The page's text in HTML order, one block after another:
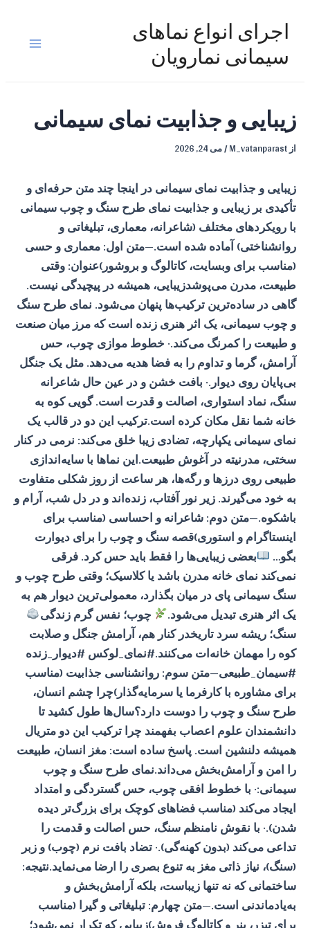
اجرای انواع نماهای
سیمانی نمارویان
Main
زیبایی و جذابیت نمای سیمانی
از M_vatanparast
/می 24, 2026
زیبایی و جذابیت نمای سیمانیدر اینجا چند متن حرفه‌ای و
تأکیدی بر زیبایی و جذابیت نمای طرح سنگ و چوب سیمانی
با رویکردهای مختلف (شاعرانه، معماری، تبلیغاتی و
روانشناختی) آماده شده است.—متن اول: معماری و حسی
(مناسب برای وبسایت، کاتالوگ و بروشور)عنوان: وقتی
طبیعت، مدرن می‌پوشدزیبایی، همیشه در پیچیدگی نیست.
گاهی در ساده‌ترین ترکیب‌ها پنهان می‌شود. نمای طرح سنگ
و چوب سیمانی، یک اثر هنری زنده است که مرز میان صنعت
و طبیعت را کمرنگ می‌کند.· خطوط موازی چوب، حس
آرامش، گرما و تداوم را به فضا هدیه می‌دهد. مثل یک جنگل
بی‌پایان روی دیوار.· بافت خشن و در عین حال شاعرانه
سنگ، نماد استواری، اصالت و قدرت است. گویی کوه به
خانه شما نقل مکان کرده است.ترکیب این دو در قالب یک
نمای سیمانی یکپارچه، تضادی زیبا خلق می‌کند: نرمی در کنار
سختی، مدرنیته در آغوش طبیعت.این نماها با سایه‌اندازی
طبیعی روی درزها و رگه‌ها، هر ساعت از روز شکلی متفاوت
به خود می‌گیرند. زیر نور آفتاب، زنده‌اند و در دل شب، آرام و
باشکوه.—متن دوم: شاعرانه و احساسی (مناسب برای
اینستاگرام و استوری)قصه سنگ و چوب را برای دیوارت
بگو…
بعضی زیبایی‌ها را فقط باید حس کرد. فرقی
نمی‌کند نمای خانه مدرن باشد یا کلاسیک؛ وقتی طرح چوب و
سنگ سیمانی پای در میان بگذارد، معمولی‌ترین دیوار هم به
یک اثر هنری تبدیل می‌شود.
چوب؛ نفس گرم زندگی
سنگ؛ ریشه سرد تاریخدر کنار هم، آرامش جنگل و صلابت
کوه را مهمان خانه‌ات می‌کنند.#نمای_لوکس #دیوار_زنده
#سیمان_طبیعی—متن سوم: روانشناسی جذابیت (مناسب
برای مشاوره با کارفرما یا سرمایه‌گذار)چرا چشم انسان،
طرح سنگ و چوب را دوست دارد؟سال‌ها طول کشید تا
دانشمندان علوم اعصاب بفهمند چرا ترکیب این دو متریال
همیشه دلنشین است. پاسخ ساده است: مغز انسان، طبیعت
را امن و آرامش‌بخش می‌داند.نمای طرح سنگ و چوب
سیمانی:· با خطوط افقی چوب، حس گستردگی و امتداد
ایجاد می‌کند (مناسب فضاهای کوچک برای بزرگ‌تر دیده
شدن).· با نقوش نامنظم سنگ، حس اصالت و قدمت را
تداعی می‌کند (بدون کهنه‌گی).· تضاد بافت نرم (چوب) و زبر
(سنگ)، نیاز ذاتی مغز به تنوع بصری را ارضا می‌نماید.نتیجه:
ساختمانی که نه تنها زیباست، بلکه آرامش‌بخش و
به‌یادماندنی است.—متن چهارم: تبلیغاتی و گیرا (مناسب